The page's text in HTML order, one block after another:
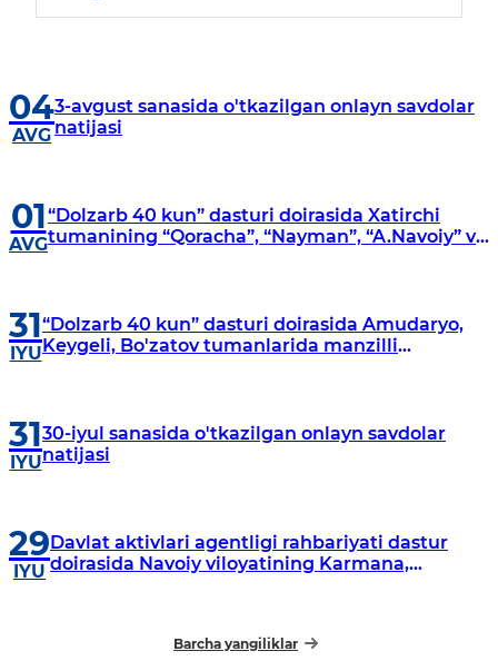
04
AVG
3-avgust sanasida o'tkazilgan onlayn savdolar
natijasi
01
AVG
“Dolzarb 40 kun” dasturi doirasida Xatirchi
tumanining “Qoracha”, “Nayman”, “A.Navoiy” va
31
IYU
“Dolzarb 40 kun” dasturi doirasida Amudaryo,
Keygeli, Bo'zatov tumanlarida manzilli
31
IYU
30-iyul sanasida o'tkazilgan onlayn savdolar
natijasi
29
IYU
Davlat aktivlari agentligi rahbariyati dastur
doirasida Navoiy viloyatining Karmana,
Barcha yangiliklar